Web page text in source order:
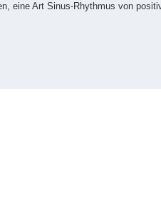
eine Art Sinus-Rhythmus von